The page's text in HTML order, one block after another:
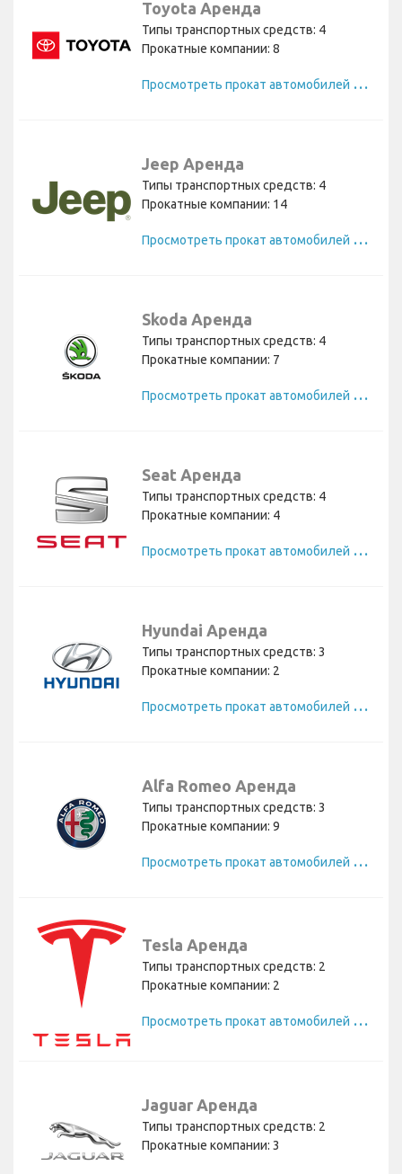
Toyota Аренда
Типы транспортных средств: 4
Прокатные компании: 8
П
росмотреть прокат автомобилей Toyota
Jeep Аренда
Типы транспортных средств: 4
Прокатные компании: 14
П
росмотреть прокат автомобилей Jeep
Skoda Аренда
Типы транспортных средств: 4
Прокатные компании: 7
П
росмотреть прокат автомобилей Skoda
Seat Аренда
Типы транспортных средств: 4
Прокатные компании: 4
П
росмотреть прокат автомобилей Seat
Hyundai Аренда
Типы транспортных средств: 3
Прокатные компании: 2
П
росмотреть прокат автомобилей Hyundai
Alfa Romeo Аренда
Типы транспортных средств: 3
Прокатные компании: 9
П
росмотреть прокат автомобилей Alfa Romeo
Tesla Аренда
Типы транспортных средств: 2
Прокатные компании: 2
П
росмотреть прокат автомобилей Tesla
Jaguar Аренда
Типы транспортных средств: 2
Прокатные компании: 3